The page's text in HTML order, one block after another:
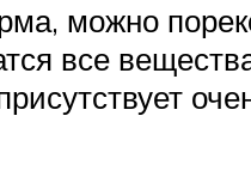
можно
все